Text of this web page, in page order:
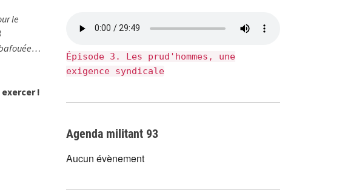
le
!
Épisode 3. Les prud'hommes, une
exigence syndicale
Agenda militant 93
Aucun évènement